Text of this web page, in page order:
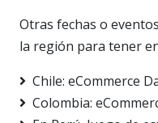
Otras fechas o
la región para tener
Chile: eCommerce
Colombia: